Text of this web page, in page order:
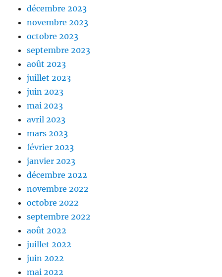
décembre 2023
novembre 2023
octobre 2023
septembre 2023
août 2023
juillet 2023
juin 2023
mai 2023
avril 2023
mars 2023
février 2023
janvier 2023
décembre 2022
novembre 2022
octobre 2022
septembre 2022
août 2022
juillet 2022
juin 2022
mai 2022